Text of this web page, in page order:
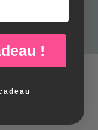
!